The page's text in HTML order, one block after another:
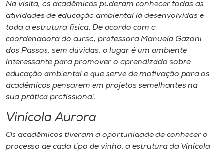
Na visita, os acadêmicos puderam conhecer todas as
atividades de educação ambiental lá desenvolvidas e
toda a estrutura física. De acordo com a
coordenadora do curso, professora Manuela Gazoni
dos Passos, sem dúvidas, o lugar é um ambiente
interessante para promover o aprendizado sobre
educação ambiental e que serve de motivação para os
acadêmicos pensarem em projetos semelhantes na
sua prática profissional.
Vinícola Aurora
Os acadêmicos tiveram a oportunidade de conhecer o
processo de cada tipo de vinho, a estrutura da Vinícola